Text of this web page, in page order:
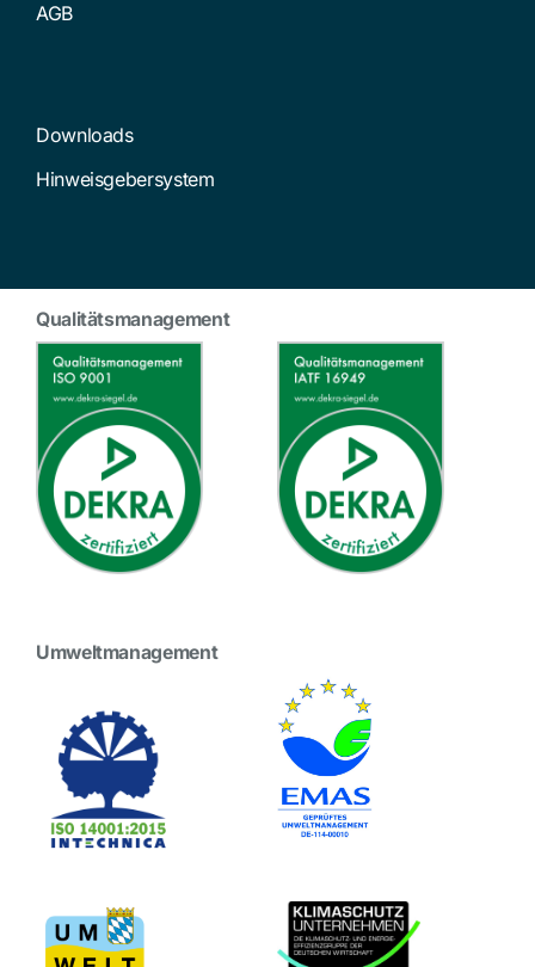
AGB
Downloads
Hinweisgebersystem
Qualitätsmanagement
Umweltmanagement